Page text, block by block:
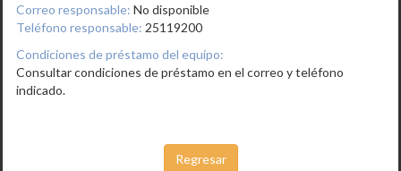
Correo responsable: No disponible
Teléfono responsable: 25119200
Condiciones de préstamo del equipo:
Consultar condiciones de préstamo en el correo y teléfono
indicado.